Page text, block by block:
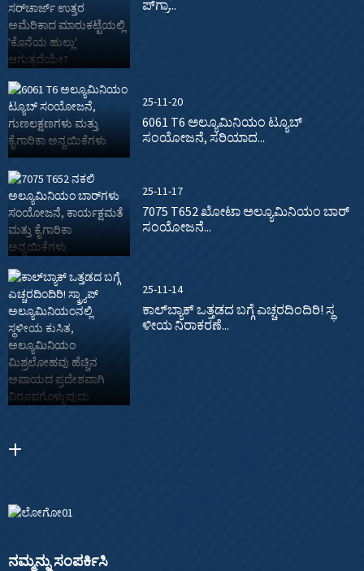
ಪ್‌ಗ್ರಾ...
25-11-20
6061 T6 ಅಲ್ಯೂಮಿನಿಯಂ ಟ್ಯೂಬ್
ಸಂಯೋಜನೆ, ಸರಿಯಾದ...
25-11-17
7075 T652 ಖೋಟಾ ಅಲ್ಯೂಮಿನಿಯಂ ಬಾರ್
ಸಂಯೋಜನೆ...
25-11-14
ಕಾಲ್‌ಬ್ಯಾಕ್ ಒತ್ತಡದ ಬಗ್ಗೆ ಎಚ್ಚರದಿಂದಿರಿ! ಸ್ಥ
ಳೀಯ ನಿರಾಕರಣೆ...
ನಮ್ಮನ್ನು ಸಂಪರ್ಕಿಸಿ